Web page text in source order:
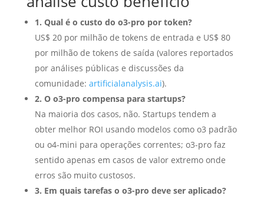
1. Qual é o custo do o3-pro por token?
US$ 20 por milhão de tokens de entrada e US$ 80
por milhão de tokens de saída (valores reportados
por análises públicas e discussões da
comunidade: artificialanalysis.ai).
2. O o3-pro compensa para startups?
Na maioria dos casos, não. Startups tendem a
obter melhor ROI usando modelos como o3 padrão
ou o4-mini para operações correntes; o3-pro faz
sentido apenas em casos de valor extremo onde
erros são muito custosos.
3. Em quais tarefas o o3-pro deve ser aplicado?